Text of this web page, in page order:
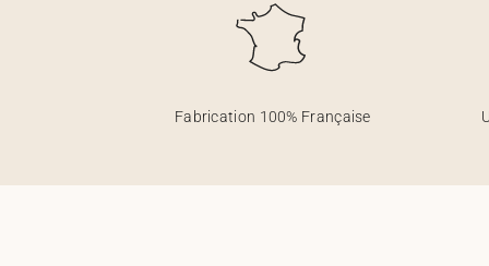
Fabrication 100% Française